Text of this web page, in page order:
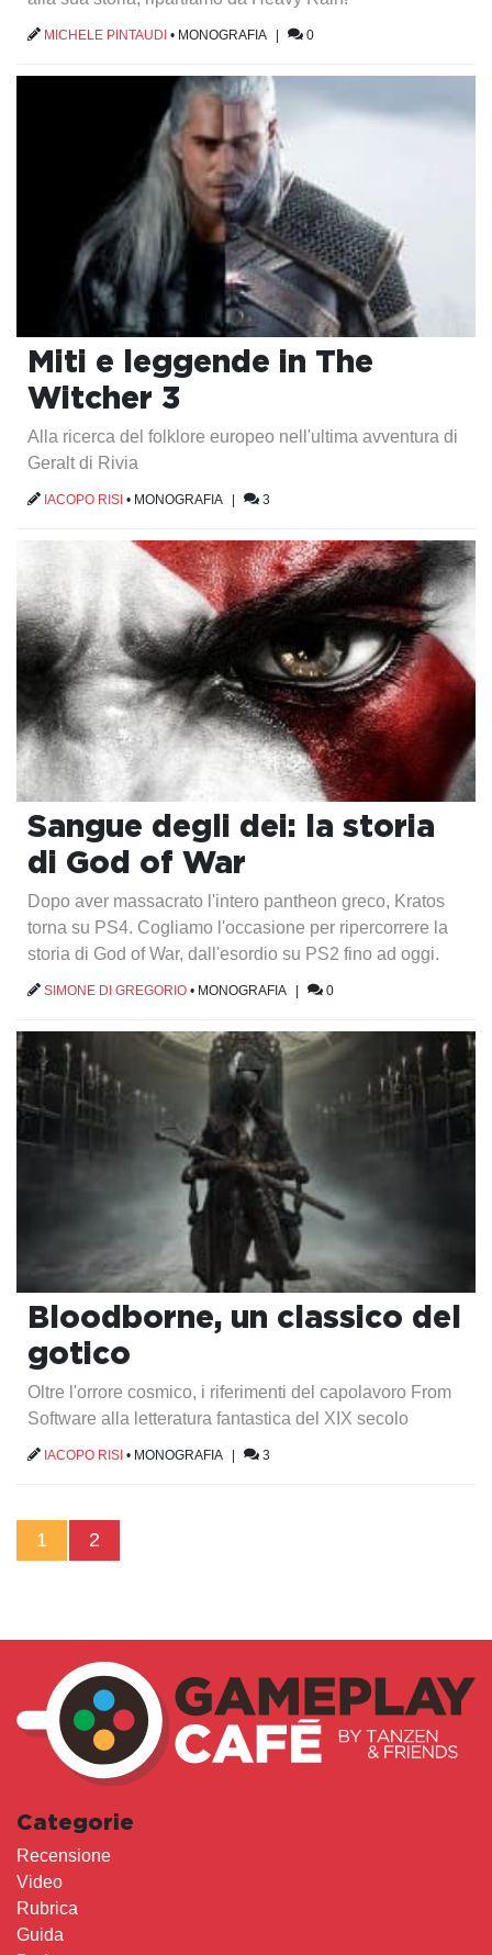
MICHELE PINTAUDI • MONOGRAFIA| 0
Miti e leggende in The
Witcher 3
Alla ricerca del folklore europeo nell'ultima avventura di
Geralt di Rivia
IACOPO RISI • MONOGRAFIA| 3
Sangue degli dei: la storia
di God of War
Dopo aver massacrato l'intero pantheon greco, Kratos
torna su PS4. Cogliamo l'occasione per ripercorrere la
storia di God of War, dall'esordio su PS2 fino ad oggi.
SIMONE DI GREGORIO • MONOGRAFIA| 0
Bloodborne, un classico del
gotico
Oltre l'orrore cosmico, i riferimenti del capolavoro From
Software alla letteratura fantastica del XIX secolo
IACOPO RISI • MONOGRAFIA| 3
1 2
Categorie
Recensione
Video
Rubrica
Guida